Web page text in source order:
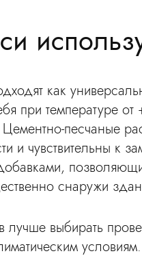
как
при температуре
песчаные
и чувствительны к
снаружи
лучше выбирать